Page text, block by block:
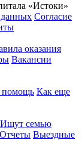
«Истоки»
Согласие
оказания
Вакансии
помощь Как еще
Ищут семью
Отчеты Выездные